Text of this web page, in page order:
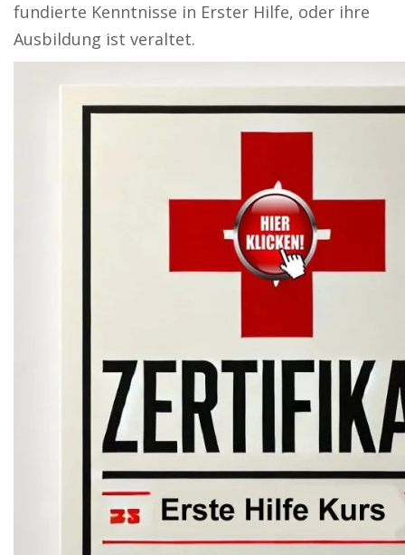
fundierte Kenntnisse in Erster Hilfe, oder ihre
Ausbildung ist veraltet.